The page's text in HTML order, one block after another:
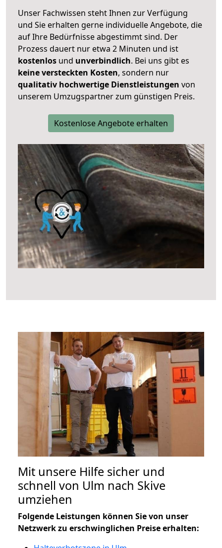
Unser Fachwissen steht Ihnen zur Verfügung
und Sie erhalten gerne individuelle Angebote, die
auf Ihre Bedürfnisse abgestimmt sind. Der
Prozess dauert nur etwa 2 Minuten und ist
kostenlos und unverbindlich. Bei uns gibt es
keine versteckten Kosten, sondern nur
qualitativ hochwertige Dienstleistungen von
unserem Umzugspartner zum günstigen Preis.
Kostenlose Angebote erhalten
Mit unsere Hilfe sicher und
schnell von Ulm nach Skive
umziehen
Folgende Leistungen können Sie von unser
Netzwerk zu erschwinglichen Preise erhalten: